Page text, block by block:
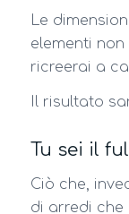
Le
elementi
ricreerai a
Il risultato
Tu sei il
Ciò che,
di arredi che